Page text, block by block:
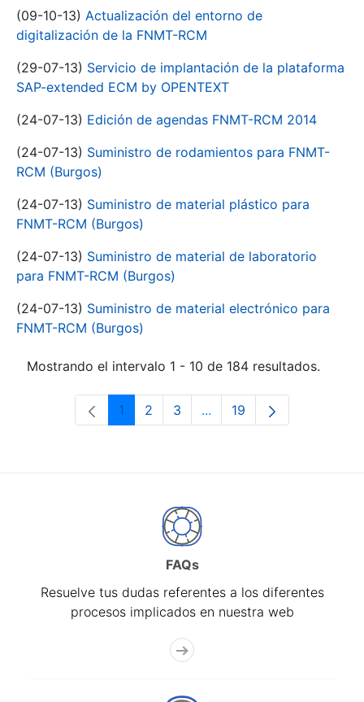
(09-10-13) Actualización del entorno de
digitalización de la FNMT-RCM
(29-07-13) Servicio de implantación de la plataforma
SAP-extended ECM by OPENTEXT
(24-07-13) Edición de agendas FNMT-RCM 2014
(24-07-13) Suministro de rodamientos para FNMT-
RCM (Burgos)
(24-07-13) Suministro de material plástico para
FNMT-RCM (Burgos)
(24-07-13) Suministro de material de laboratorio
para FNMT-RCM (Burgos)
(24-07-13) Suministro de material electrónico para
FNMT-RCM (Burgos)
Mostrando el intervalo 1 - 10 de 184 resultados.
Página
1 Página
2 Página
3 ...Páginas intermedias Use
Página
19
FAQs
Resuelve tus dudas referentes a los diferentes
procesos implicados en nuestra web